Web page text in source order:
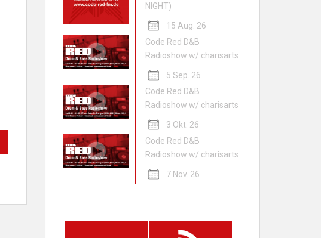
NIGHT)
15 Aug. 26
Code Red D&B
Radioshow w/ charisarts
5 Sep. 26
Code Red D&B
Radioshow w/ charisarts
3 Okt. 26
Code Red D&B
Radioshow w/ charisarts
7 Nov. 26